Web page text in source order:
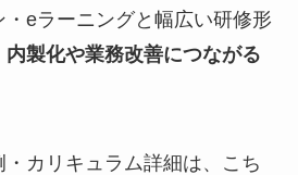
eラーニングと幅広い研修形
内製化や業務改善につながる
カリキュラム詳細は、こち